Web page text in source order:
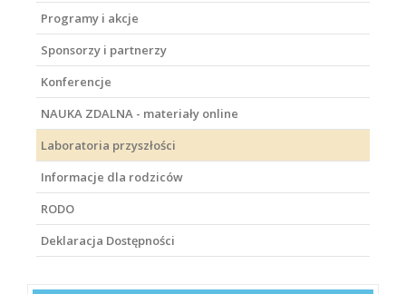
Programy i akcje
Sponsorzy i partnerzy
Konferencje
NAUKA ZDALNA - materiały online
Laboratoria przyszłości
Informacje dla rodziców
RODO
Deklaracja Dostępności